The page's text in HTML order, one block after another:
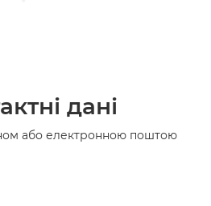
дані
або електронною поштою